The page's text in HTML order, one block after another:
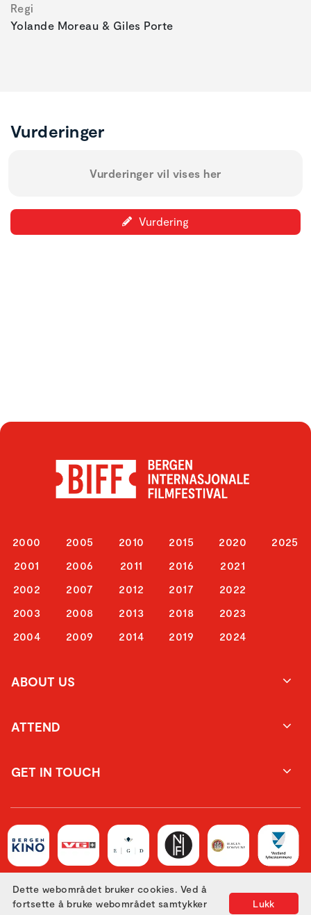
Regi
Yolande Moreau & Giles Porte
Vurderinger
Vurderinger vil vises her
Vurdering
2000
2001
2002
2003
2004
2005
2006
2007
2008
2009
2010
2011
2012
2013
2014
2015
2016
2017
2018
2019
2020
2021
2022
2023
2024
2025
ABOUT US
ATTEND
GET IN TOUCH
Lukk
Dette webområdet bruker cookies. Ved å
fortsette å bruke webområdet samtykker